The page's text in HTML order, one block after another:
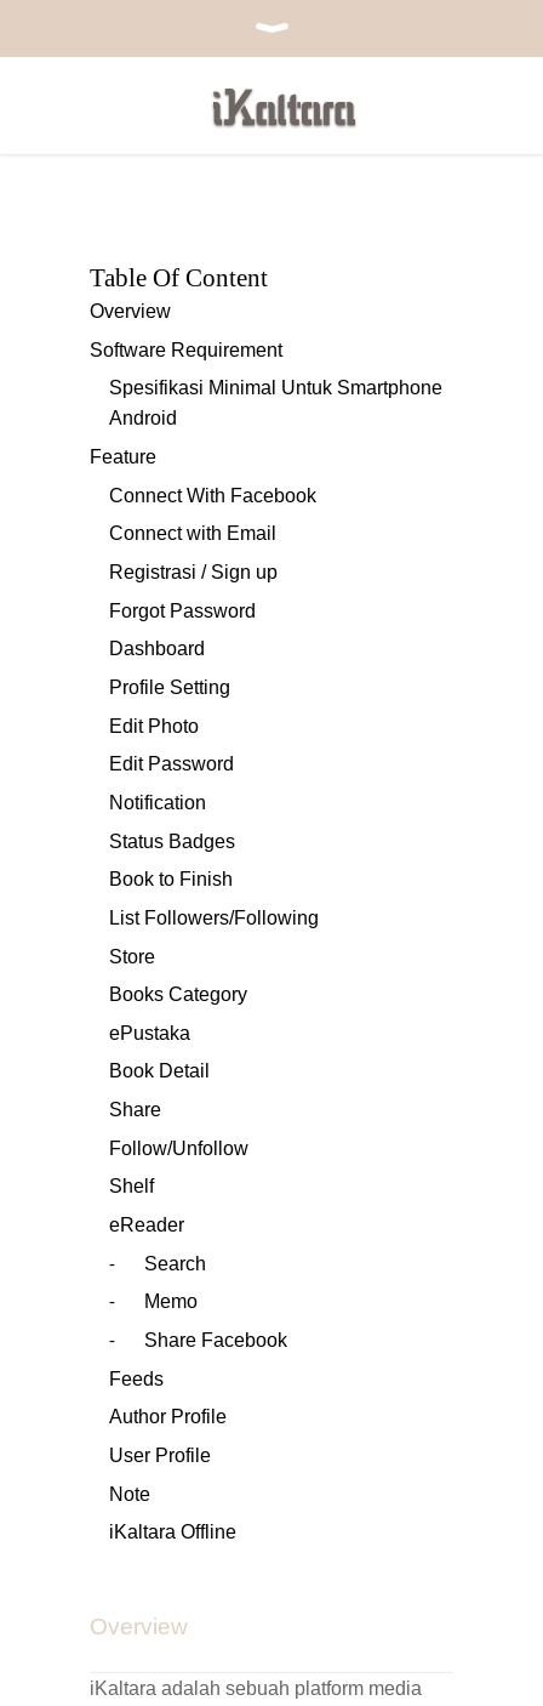
Table Of Content
Overview
Software Requirement
Spesifikasi Minimal Untuk Smartphone
Android
Feature
Connect With Facebook
Connect with Email
Registrasi / Sign up
Forgot Password
Dashboard
Profile Setting
Edit Photo
Edit Password
Notification
Status Badges
Book to Finish
List Followers/Following
Store
Books Category
ePustaka
Book Detail
Share
Follow/Unfollow
Shelf
eReader
- Search
- Memo
-
Share Facebook
Feeds
Author Profile
User Profile
Note
iKaltara Offline
Overview
iKaltara adalah sebuah platform media